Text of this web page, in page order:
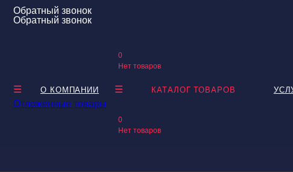
Обратный звонок
Обратный звонок
0
Нет товаров
О КОМПАНИИ КАТАЛОГ ТОВАРОВ
Отложенные товары
0
Нет товаров